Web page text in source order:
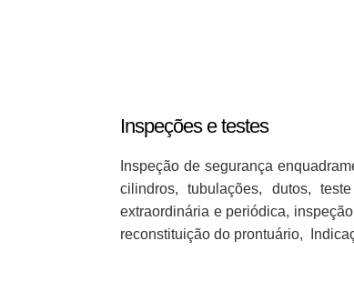
Inspeções e testes
Inspeção de segurança
cilindros, tubulações, dutos,
extraordinária e periódica,
reconstituição do prontuário,